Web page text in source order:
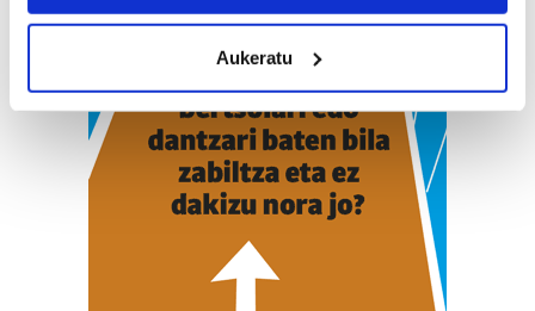
meters
Identify your device by actively scanning it for
specific characteristics (fingerprinting)
Find out more about how your personal data is processed
and set your preferences in thedetails section
Guk eta gure bazkideek zure datu pertsonalak
prozesatzen ditugu, zure IP zenbakia, besteak beste,
teknologia erabiliz, cookieak adibidez, iragarki eta eduki
pertsonalizatuak eskaintzeko, iragarkiak eta edukia
Aukeratu